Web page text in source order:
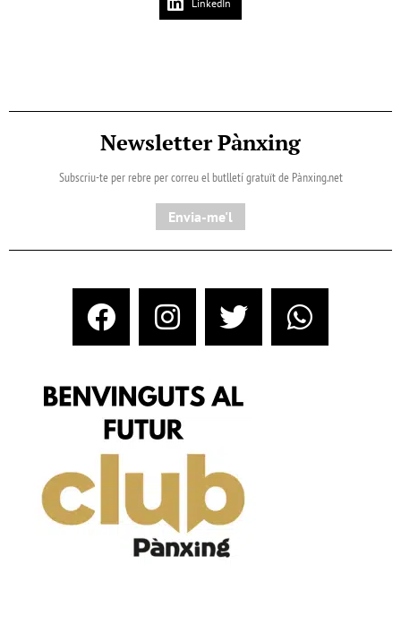
LinkedIn
Newsletter Pànxing
Subscriu-te per rebre per correu el butlletí gratuït de Pànxing.net​
Envia-me'l